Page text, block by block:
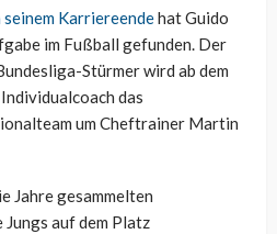
seinem Karriereendehat Guido
im Fußball gefunden. Der
Stürmer wird ab dem
das
um Cheftrainer Martin
Jahre gesammelten
auf dem Platz